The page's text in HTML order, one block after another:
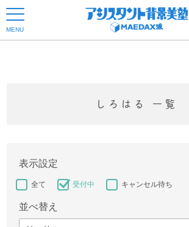
MENU
しろはる 一覧
表示設定
全て 受付中 キャンセル待ち
並べ替え